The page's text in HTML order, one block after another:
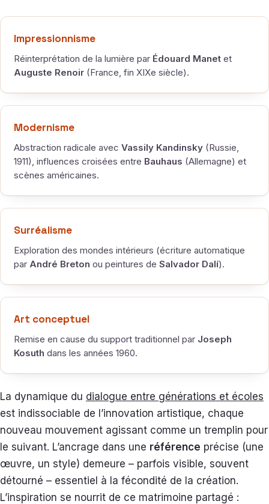
Impressionnisme
Réinterprétation de la lumière par Édouard Manet et
Auguste Renoir (France, fin XIXe siècle).
Modernisme
Abstraction radicale avec Vassily Kandinsky (Russie,
1911), influences croisées entre Bauhaus (Allemagne) et
scènes américaines.
Surréalisme
Exploration des mondes intérieurs (écriture automatique
par André Breton ou peintures de Salvador Dalí).
Art conceptuel
Remise en cause du support traditionnel par Joseph
Kosuth dans les années 1960.
La dynamique du dialogue entre générations et écoles
est indissociable de l’innovation artistique, chaque
nouveau mouvement agissant comme un tremplin pour
le suivant. L’ancrage dans une référence précise (une
œuvre, un style) demeure – parfois visible, souvent
détourné – essentiel à la fécondité de la création.
L’inspiration se nourrit de ce matrimoine partagé :